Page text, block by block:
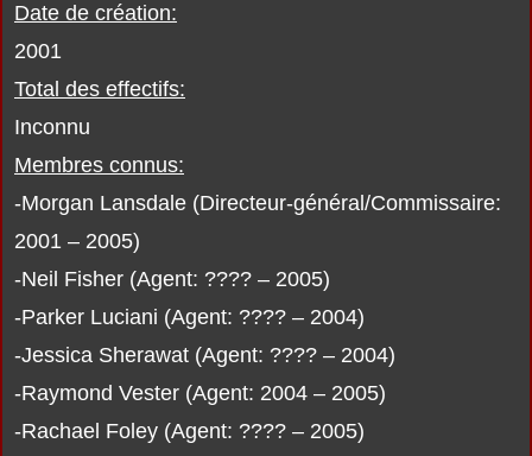
Date de création:
2001
Total des effectifs:
Inconnu
Membres connus:
-Morgan Lansdale (Directeur-général/Commissaire:
2001 – 2005)
-Neil Fisher (Agent: ???? – 2005)
-Parker Luciani (Agent: ???? – 2004)
-Jessica Sherawat (Agent: ???? – 2004)
-Raymond Vester (Agent: 2004 – 2005)
-Rachael Foley (Agent: ???? – 2005)